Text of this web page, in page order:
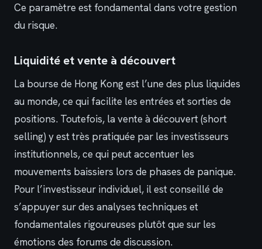
Ce paramètre est fondamental dans votre gestion
du risque.
Liquidité et vente à découvert
La bourse de Hong Kong est l’une des plus liquides
au monde, ce qui facilite les entrées et sorties de
positions. Toutefois, la vente à découvert (short
selling) y est très pratiquée par les investisseurs
institutionnels, ce qui peut accentuer les
mouvements baissiers lors de phases de panique.
Pour l’investisseur individuel, il est conseillé de
s’appuyer sur des analyses techniques et
fondamentales rigoureuses plutôt que sur les
émotions des forums de discussion.